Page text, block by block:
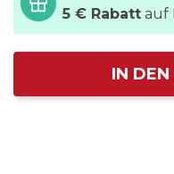
5 € Rabatt auf
IN